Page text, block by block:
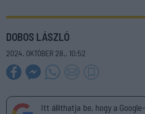
DOBOS LÁSZLÓ
2024. OKTÓBER 28., 10:52
Itt állíthatja be, hogy a